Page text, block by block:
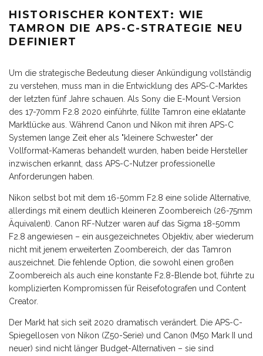
HISTORISCHER KONTEXT: WIE
TAMRON DIE APS-C-STRATEGIE NEU
DEFINIERT
Um die strategische Bedeutung dieser Ankündigung vollständig
zu verstehen, muss man in die Entwicklung des APS-C-Marktes
der letzten fünf Jahre schauen. Als Sony die E-Mount Version
des 17-70mm F2.8 2020 einführte, füllte Tamron eine eklatante
Marktlücke aus. Während Canon und Nikon mit ihren APS-C
Systemen lange Zeit eher als "kleinere Schwester" der
Vollformat-Kameras behandelt wurden, haben beide Hersteller
inzwischen erkannt, dass APS-C-Nutzer professionelle
Anforderungen haben.
Nikon selbst bot mit dem 16-50mm F2.8 eine solide Alternative,
allerdings mit einem deutlich kleineren Zoombereich (26-75mm
Äquivalent). Canon RF-Nutzer waren auf das Sigma 18-50mm
F2.8 angewiesen – ein ausgezeichnetes Objektiv, aber wiederum
nicht mit jenem erweiterten Zoombereich, der das Tamron
auszeichnet. Die fehlende Option, die sowohl einen großen
Zoombereich als auch eine konstante F2.8-Blende bot, führte zu
komplizierten Kompromissen für Reisefotografen und Content
Creator.
Der Markt hat sich seit 2020 dramatisch verändert. Die APS-C-
Spiegellosen von Nikon (Z50-Serie) und Canon (M50 Mark II und
neuer) sind nicht länger Budget-Alternativen – sie sind